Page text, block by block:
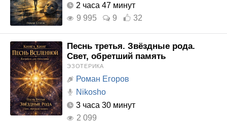
2 часа 47 минут
9 995
9 32
Песнь третья. Звёздные рода.
Свет, обретший память
ЭЗОТЕРИКА
Роман Егоров
Nikosho
3 часа 30 минут
2 099